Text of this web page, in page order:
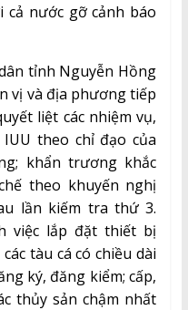
cả nước gỡ cảnh báo
tỉnh Nguyễn Hồng
vị và địa phương tiếp
liệt các nhiệm vụ,
theo chỉ đạo của
khẩn trương khắc
theo khuyến nghị
lần kiếm tra thứ 3.
việc lắp đặt thiết bị
tàu cá có chiều dài
ký, đăng kiểm; cấp,
thủy sản chậm nhất